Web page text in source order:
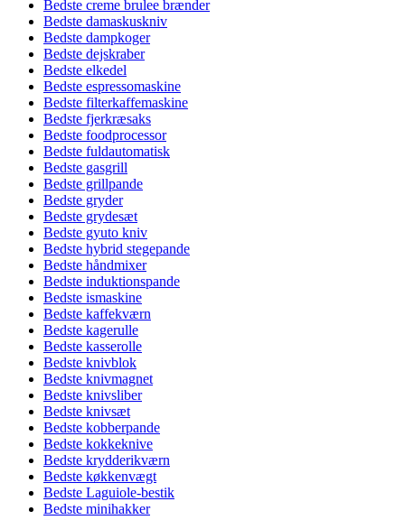
Bedste creme brulee brænder
Bedste damaskuskniv
Bedste dampkoger
Bedste dejskraber
Bedste elkedel
Bedste espressomaskine
Bedste filterkaffemaskine
Bedste fjerkræsaks
Bedste foodprocessor
Bedste fuldautomatisk
Bedste gasgrill
Bedste grillpande
Bedste gryder
Bedste grydesæt
Bedste gyuto kniv
Bedste hybrid stegepande
Bedste håndmixer
Bedste induktionspande
Bedste ismaskine
Bedste kaffekværn
Bedste kagerulle
Bedste kasserolle
Bedste knivblok
Bedste knivmagnet
Bedste knivsliber
Bedste knivsæt
Bedste kobberpande
Bedste kokkeknive
Bedste krydderikværn
Bedste køkkenvægt
Bedste Laguiole-bestik
Bedste minihakker